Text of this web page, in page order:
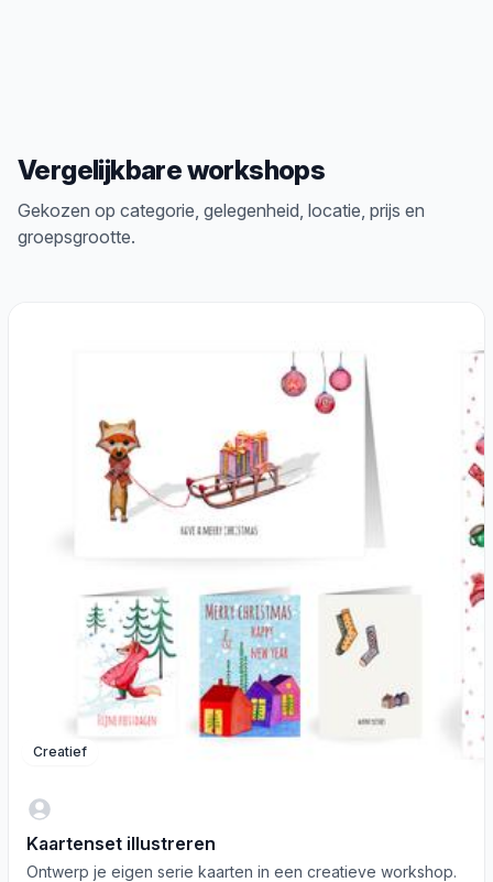
Vergelijkbare workshops
Gekozen op categorie, gelegenheid, locatie, prijs en
groepsgrootte.
Creatief
Kaartenset illustreren
Ontwerp je eigen serie kaarten in een creatieve workshop.